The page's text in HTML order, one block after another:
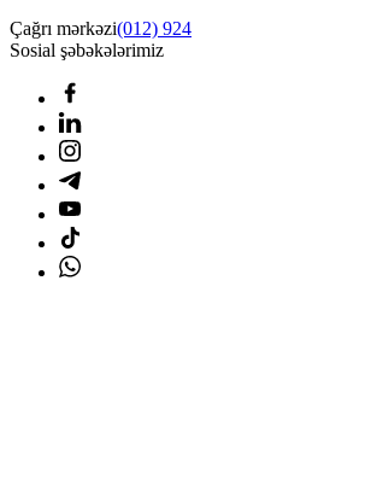
Çağrı mərkəzi(012) 924
Sosial şəbəkələrimiz